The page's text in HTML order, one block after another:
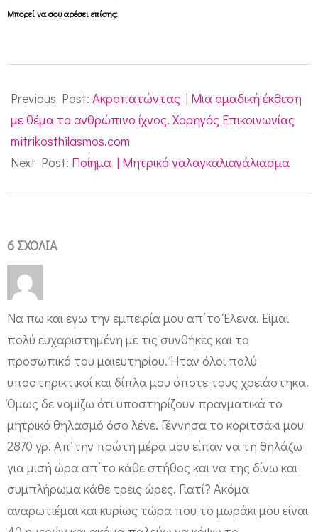
Μπορεί να σου αρέσει επίσης:
10-
12
Previous Post: Ακροπατώντας | Mια ομαδική έκθεση
με θέμα το ανθρώπινο ίχνος. Χορηγός Επικοινωνίας
mitrikosthilasmos.com
Next Post: Ποίημα | Μητρικό γαλαγκαλιαγάλιασμα
6 ΣΧΌΛΙΑ
Να πω και εγω την εμπειρία μου απ΄το Έλενα. Είμαι
πολύ ευχαριστημένη με τις συνθήκες και το
προσωπικό του μαιευτηρίου. Ήταν όλοι πολύ
υποστηρικτικοί και δίπλα μου όποτε τους χρειάστηκα.
Όμως δε νομίζω ότι υποστηρίζουν πραγματικά το
μητρικό θηλασμό όσο λένε. Γέννησα το κοριτσάκι μου
2870 γρ. Απ΄την πρώτη μέρα μου είπαν να τη θηλάζω
για μισή ώρα απ΄το κάθε στήθος και να της δίνω και
συμπλήρωμα κάθε τρεις ώρες. Γιατί? Ακόμα
αναρωτιέμαι και κυρίως τώρα που το μωράκι μου είναι